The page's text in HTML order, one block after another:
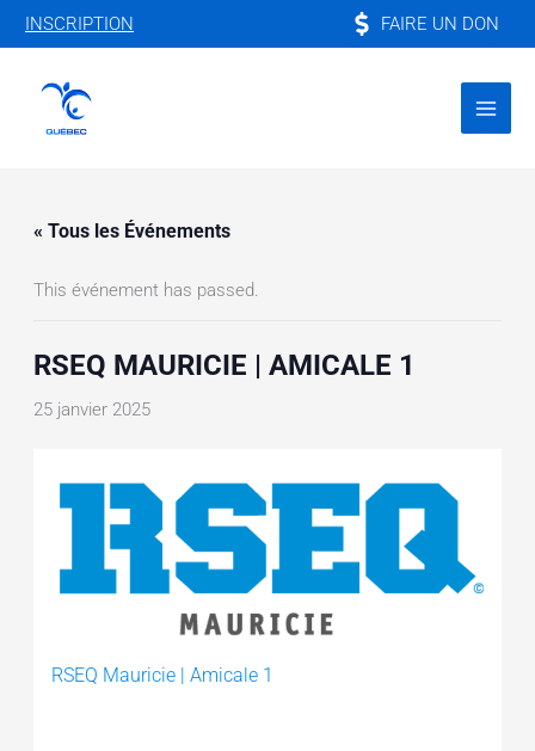
Aller
au
INSCRIPTION FAIRE UN DON
« Tous les Événements
This événement has passed.
RSEQ MAURICIE | AMICALE 1
25 janvier 2025
RSEQ Mauricie | Amicale 1